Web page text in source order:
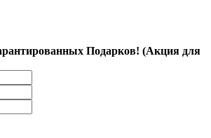
Подарков! (Акция для